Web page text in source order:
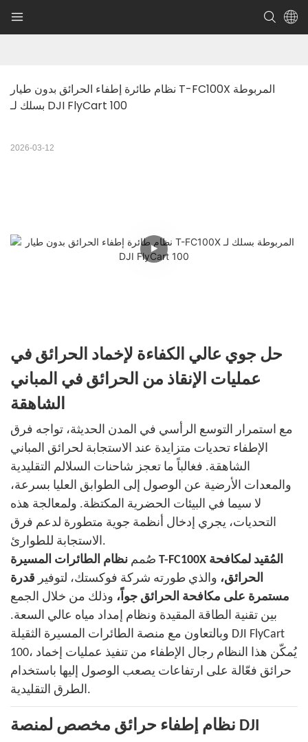
نظام طائرة إطفاء الحرائق بدون طيار T-FC100X المربوطة
بسلك لـ DJI FlyCart 100
2026-03-12
حل جوي عالي الكفاءة لإخماد الحرائق في
عمليات الإنقاذ من الحرائق في المباني
الشاهقة
مع استمرار التوسع الرأسي في المدن الحديثة، تواجه فرق
الإطفاء تحديات متزايدة عند الاستجابة لحرائق المباني
الشاهقة. فغالباً ما تعجز شاحنات السلالم التقليدية
والمعدات الأرضية عن الوصول إلى الطوابق العليا بسرعة،
لا سيما في البيئات الحضرية المكتظة. ولمعالجة هذه
التحديات، يجري إدخال أنظمة جوية متطورة لدعم فرق
الاستجابة للطوارئ.
صُمم نظام الطائرات المسيرة T-FC100X المُقيد لمكافحة
الحرائق، والذي طورته شركة فوكستك، لتوفير قدرة
مستمرة على مكافحة الحرائق جواً، وذلك من خلال الجمع
بين تقنية الطاقة المقيدة ونظام إمداد مياه عالي السعة.
وبالتعاون مع منصة الطائرات المسيرة الثقيلة DJI FlyCart
100، يُمكّن هذا النظام رجال الإطفاء من تنفيذ عمليات إخماد
حرائق فعّالة على ارتفاعات يصعب الوصول إليها باستخدام
الطرق التقليدية.
نظام إطفاء حرائق مخصص لمنصة DJI